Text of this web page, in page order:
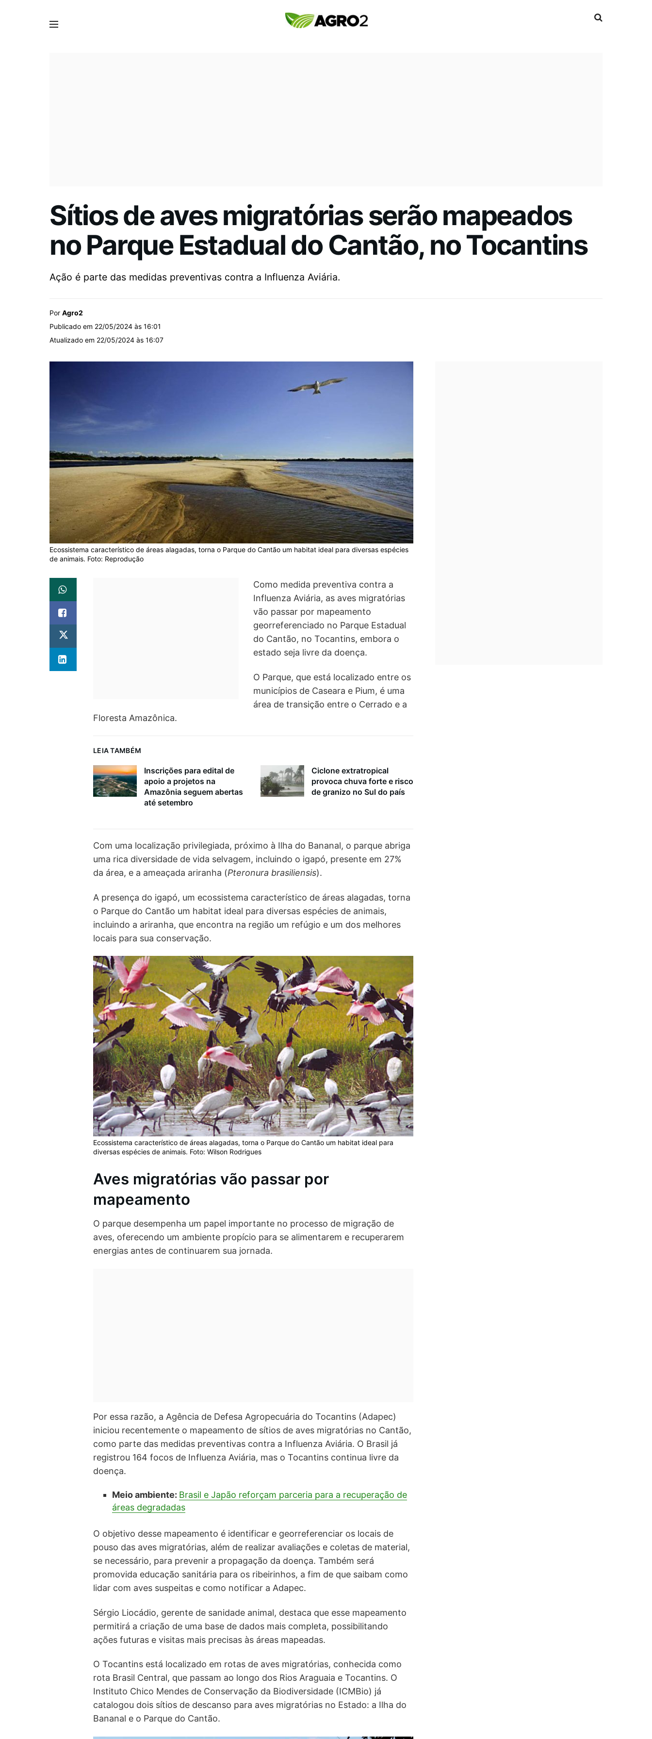
Sítios de aves migratórias serão mapeados
no Parque Estadual do Cantão, no Tocantins
Ação é parte das medidas preventivas contra a Influenza Aviária.
Por Agro2
Publicado em 22/05/2024 às 16:01
Atualizado em 22/05/2024 às 16:07
Ecossistema característico de áreas alagadas, torna o Parque do Cantão um habitat ideal para diversas espécies
de animais. Foto: Reprodução
Como medida preventiva contra a
Influenza Aviária, as aves migratórias
vão passar por mapeamento
georreferenciado no Parque Estadual
do Cantão, no Tocantins, embora o
estado seja livre da doença.
O Parque, que está localizado entre os
municípios de Caseara e Pium, é uma
área de transição entre o Cerrado e a
Floresta Amazônica.
LEIA TAMBÉM
Inscrições para edital de
apoio a projetos na
Amazônia seguem abertas
até setembro
Ciclone extratropical
provoca chuva forte e risco
de granizo no Sul do país
Com uma localização privilegiada, próximo à Ilha do Bananal, o parque abriga
uma rica diversidade de vida selvagem, incluindo o igapó, presente em 27%
da área, e a ameaçada ariranha (Pteronura brasiliensis).
A presença do igapó, um ecossistema característico de áreas alagadas, torna
o Parque do Cantão um habitat ideal para diversas espécies de animais,
incluindo a ariranha, que encontra na região um refúgio e um dos melhores
locais para sua conservação.
Ecossistema característico de áreas alagadas, torna o Parque do Cantão um habitat ideal para
diversas espécies de animais. Foto: Wilson Rodrigues
Aves migratórias vão passar por
mapeamento
O parque desempenha um papel importante no processo de migração de
aves, oferecendo um ambiente propício para se alimentarem e recuperarem
energias antes de continuarem sua jornada.
Por essa razão, a Agência de Defesa Agropecuária do Tocantins (Adapec)
iniciou recentemente o mapeamento de sítios de aves migratórias no Cantão,
como parte das medidas preventivas contra a Influenza Aviária. O Brasil já
registrou 164 focos de Influenza Aviária, mas o Tocantins continua livre da
doença.
Meio ambiente: Brasil e Japão reforçam parceria para a recuperação de
áreas degradadas
O objetivo desse mapeamento é identificar e georreferenciar os locais de
pouso das aves migratórias, além de realizar avaliações e coletas de material,
se necessário, para prevenir a propagação da doença. Também será
promovida educação sanitária para os ribeirinhos, a fim de que saibam como
lidar com aves suspeitas e como notificar a Adapec.
Sérgio Liocádio, gerente de sanidade animal, destaca que esse mapeamento
permitirá a criação de uma base de dados mais completa, possibilitando
ações futuras e visitas mais precisas às áreas mapeadas.
O Tocantins está localizado em rotas de aves migratórias, conhecida como
rota Brasil Central, que passam ao longo dos Rios Araguaia e Tocantins. O
Instituto Chico Mendes de Conservação da Biodiversidade (ICMBio) já
catalogou dois sítios de descanso para aves migratórias no Estado: a Ilha do
Bananal e o Parque do Cantão.